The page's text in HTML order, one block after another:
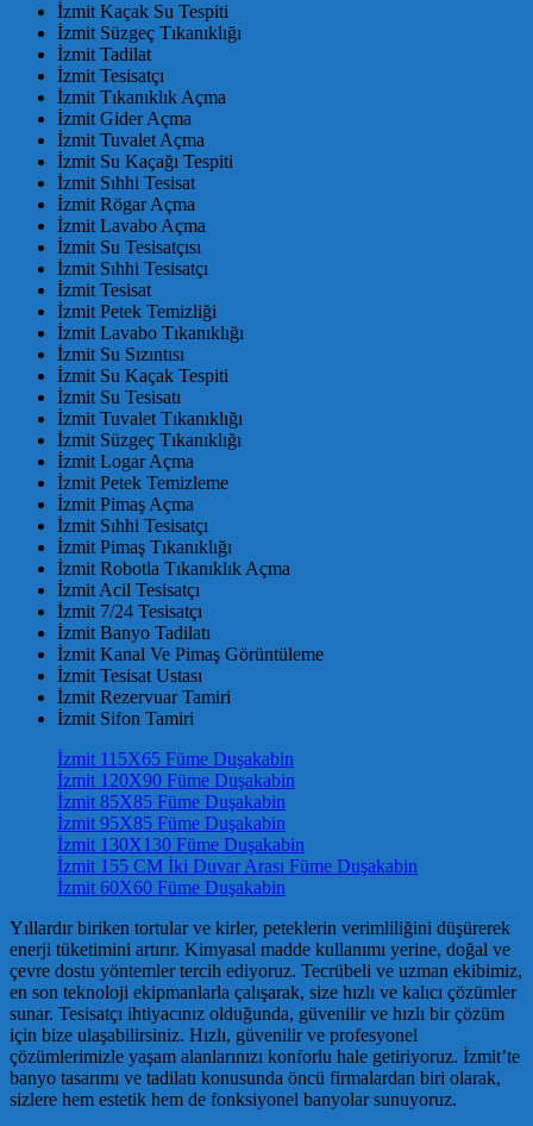
İzmit Kaçak Su Tespiti
İzmit Süzgeç Tıkanıklığı
İzmit Tadilat
İzmit Tesisatçı
İzmit Tıkanıklık Açma
İzmit Gider Açma
İzmit Tuvalet Açma
İzmit Su Kaçağı Tespiti
İzmit Sıhhi Tesisat
İzmit Rögar Açma
İzmit Lavabo Açma
İzmit Su Tesisatçısı
İzmit Sıhhi Tesisatçı
İzmit Tesisat
İzmit Petek Temizliği
İzmit Lavabo Tıkanıklığı
İzmit Su Sızıntısı
İzmit Su Kaçak Tespiti
İzmit Su Tesisatı
İzmit Tuvalet Tıkanıklığı
İzmit Süzgeç Tıkanıklığı
İzmit Logar Açma
İzmit Petek Temizleme
İzmit Pimaş Açma
İzmit Sıhhi Tesisatçı
İzmit Pimaş Tıkanıklığı
İzmit Robotla Tıkanıklık Açma
İzmit Acil Tesisatçı
İzmit 7/24 Tesisatçı
İzmit Banyo Tadilatı
İzmit Kanal Ve Pimaş Görüntüleme
İzmit Tesisat Ustası
İzmit Rezervuar Tamiri
İzmit Sifon Tamiri
İzmit 115X65 Füme Duşakabin
İzmit 120X90 Füme Duşakabin
İzmit 85X85 Füme Duşakabin
İzmit 95X85 Füme Duşakabin
İzmit 130X130 Füme Duşakabin
İzmit 155 CM İki Duvar Arası Füme Duşakabin
İzmit 60X60 Füme Duşakabin
Yıllardır biriken tortular ve kirler, peteklerin verimliliğini düşürerek
enerji tüketimini artırır. Kimyasal madde kullanımı yerine, doğal ve
çevre dostu yöntemler tercih ediyoruz. Tecrübeli ve uzman ekibimiz,
en son teknoloji ekipmanlarla çalışarak, size hızlı ve kalıcı çözümler
sunar. Tesisatçı ihtiyacınız olduğunda, güvenilir ve hızlı bir çözüm
için bize ulaşabilirsiniz. Hızlı, güvenilir ve profesyonel
çözümlerimizle yaşam alanlarınızı konforlu hale getiriyoruz. İzmit’te
banyo tasarımı ve tadilatı konusunda öncü firmalardan biri olarak,
sizlere hem estetik hem de fonksiyonel banyolar sunuyoruz.